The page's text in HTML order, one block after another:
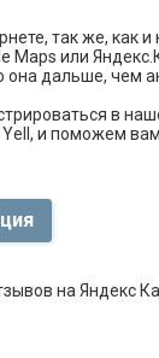
так же, как
или
дальше, чем
в
Yell, и поможем
на Яндекс